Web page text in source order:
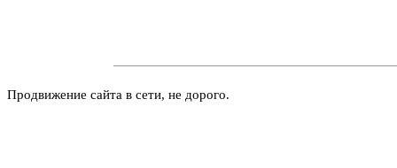
Продвижение сайта в сети, не дорого.